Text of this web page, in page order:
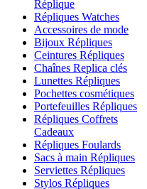
Réplique
Répliques Watches
Accessoires de mode
Bijoux Répliques
Ceintures Répliques
Chaînes Replica clés
Lunettes Répliques
Pochettes cosmétiques
Portefeuilles Répliques
Répliques Coffrets
Cadeaux
Répliques Foulards
Sacs à main Répliques
Serviettes Répliques
Stylos Répliques